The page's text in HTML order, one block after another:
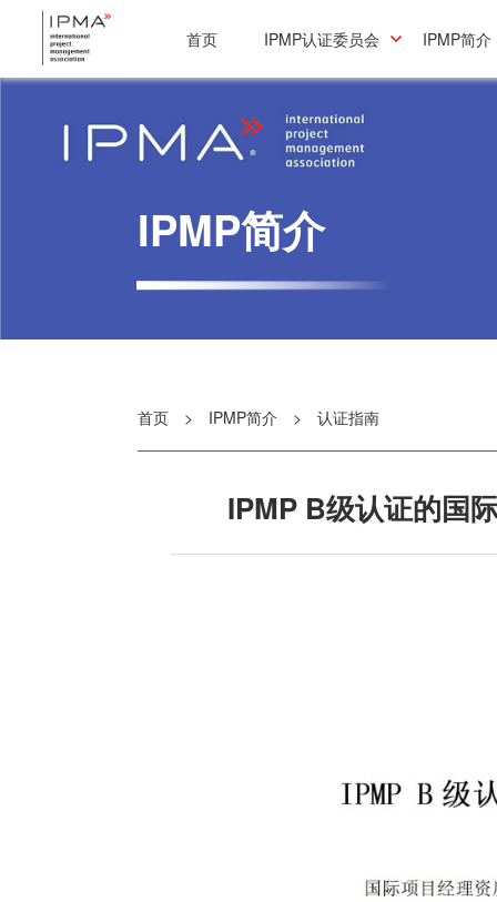
首页 IPMP认证委员会 IPMP简介
IPMP简介
首页 > IPMP简介 > 认证指南
IPMP B级认证的国